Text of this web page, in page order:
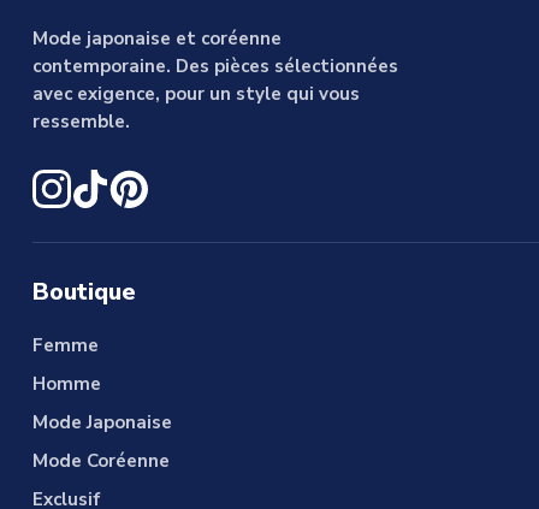
Mode japonaise et coréenne
contemporaine. Des pièces sélectionnées
avec exigence, pour un style qui vous
ressemble.
Boutique
Femme
Homme
Mode Japonaise
Mode Coréenne
Exclusif